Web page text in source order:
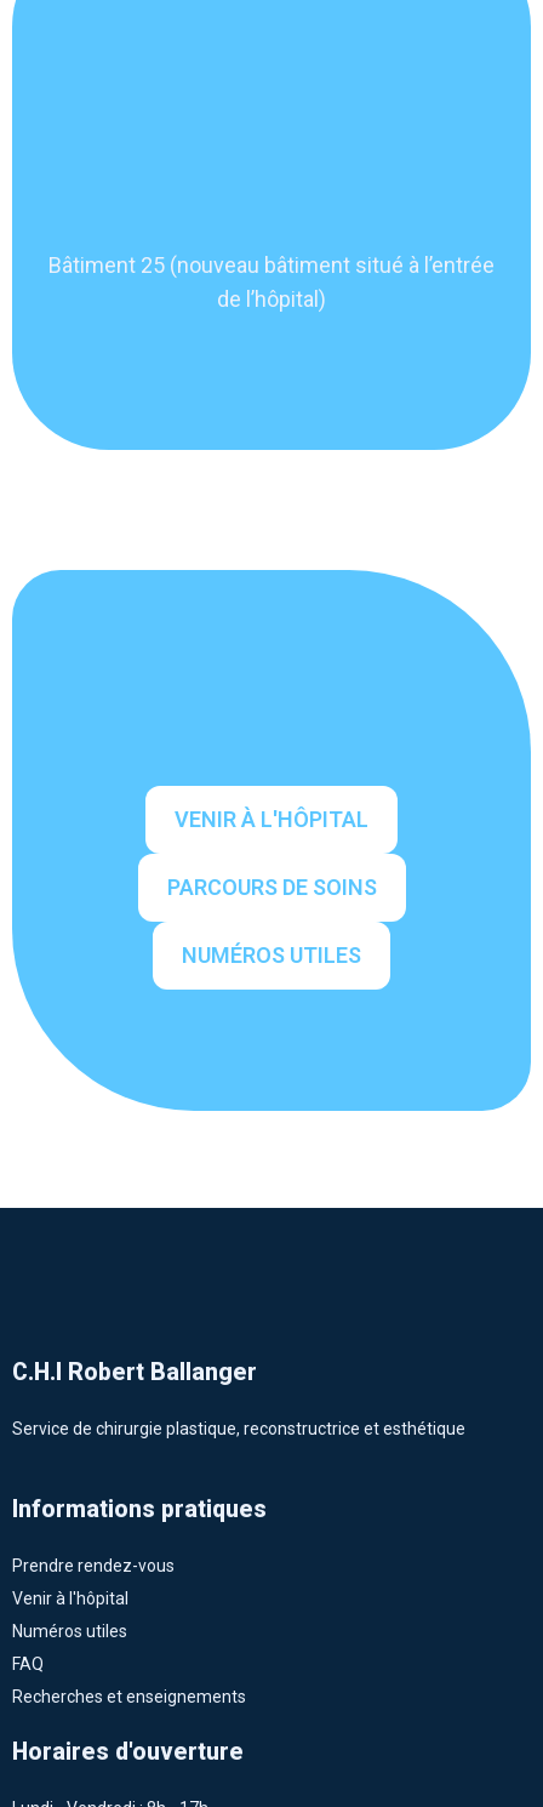
Bâtiment 25 (nouveau bâtiment situé à l’entrée
de l’hôpital)
VENIR À L'HÔPITAL
PARCOURS DE SOINS
NUMÉROS UTILES
C.H.I Robert Ballanger
Service de chirurgie plastique, reconstructrice et esthétique
Informations pratiques
Prendre rendez-vous
Venir à l'hôpital
Numéros utiles
FAQ
Recherches et enseignements
Horaires d'ouverture